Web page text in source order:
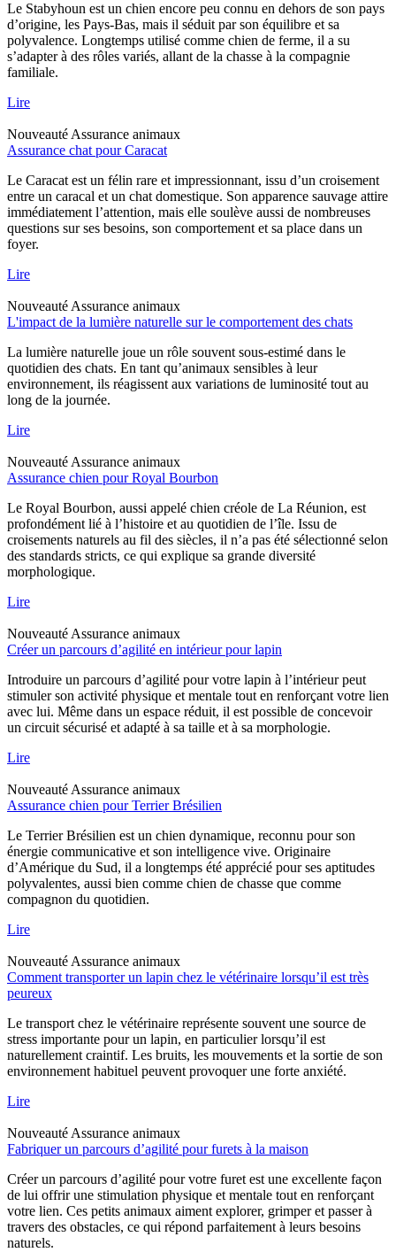
Le Stabyhoun est un chien encore peu connu en dehors de son pays
d’origine, les Pays-Bas, mais il séduit par son équilibre et sa
polyvalence. Longtemps utilisé comme chien de ferme, il a su
s’adapter à des rôles variés, allant de la chasse à la compagnie
familiale.
Lire
Nouveauté Assurance animaux
Assurance chat pour Caracat
Le Caracat est un félin rare et impressionnant, issu d’un croisement
entre un caracal et un chat domestique. Son apparence sauvage attire
immédiatement l’attention, mais elle soulève aussi de nombreuses
questions sur ses besoins, son comportement et sa place dans un
foyer.
Lire
Nouveauté Assurance animaux
L'impact de la lumière naturelle sur le comportement des chats
La lumière naturelle joue un rôle souvent sous-estimé dans le
quotidien des chats. En tant qu’animaux sensibles à leur
environnement, ils réagissent aux variations de luminosité tout au
long de la journée.
Lire
Nouveauté Assurance animaux
Assurance chien pour Royal Bourbon
Le Royal Bourbon, aussi appelé chien créole de La Réunion, est
profondément lié à l’histoire et au quotidien de l’île. Issu de
croisements naturels au fil des siècles, il n’a pas été sélectionné selon
des standards stricts, ce qui explique sa grande diversité
morphologique.
Lire
Nouveauté Assurance animaux
Créer un parcours d’agilité en intérieur pour lapin
Introduire un parcours d’agilité pour votre lapin à l’intérieur peut
stimuler son activité physique et mentale tout en renforçant votre lien
avec lui. Même dans un espace réduit, il est possible de concevoir
un circuit sécurisé et adapté à sa taille et à sa morphologie.
Lire
Nouveauté Assurance animaux
Assurance chien pour Terrier Brésilien
Le Terrier Brésilien est un chien dynamique, reconnu pour son
énergie communicative et son intelligence vive. Originaire
d’Amérique du Sud, il a longtemps été apprécié pour ses aptitudes
polyvalentes, aussi bien comme chien de chasse que comme
compagnon du quotidien.
Lire
Nouveauté Assurance animaux
Comment transporter un lapin chez le vétérinaire lorsqu’il est très
peureux
Le transport chez le vétérinaire représente souvent une source de
stress importante pour un lapin, en particulier lorsqu’il est
naturellement craintif. Les bruits, les mouvements et la sortie de son
environnement habituel peuvent provoquer une forte anxiété.
Lire
Nouveauté Assurance animaux
Fabriquer un parcours d’agilité pour furets à la maison
Créer un parcours d’agilité pour votre furet est une excellente façon
de lui offrir une stimulation physique et mentale tout en renforçant
votre lien. Ces petits animaux aiment explorer, grimper et passer à
travers des obstacles, ce qui répond parfaitement à leurs besoins
naturels.